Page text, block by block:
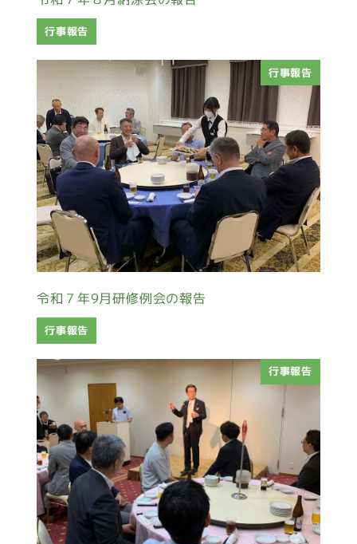
行事報告
行事報告
令和７年9月研修例会の報告
行事報告
行事報告